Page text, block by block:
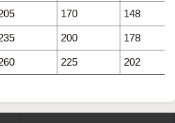
170 148
200 178
225 202